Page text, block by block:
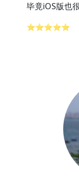
毕竟iOS版也
⭐⭐⭐⭐⭐